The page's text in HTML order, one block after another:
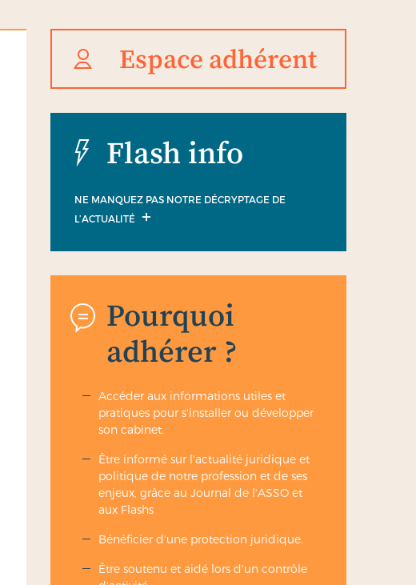
Espace adhérent
Flash info
NE MANQUEZ PAS NOTRE DÉCRYPTAGE DE
L’ACTUALITÉ
Pourquoi
adhérer ?
Accéder aux informations utiles et
pratiques pour s'installer ou développer
son cabinet.
Être informé sur l'actualité juridique et
politique de notre profession et de ses
enjeux, grâce au Journal de l'ASSO et
aux Flashs
Bénéficier d'une protection juridique.
Être soutenu et aidé lors d'un contrôle